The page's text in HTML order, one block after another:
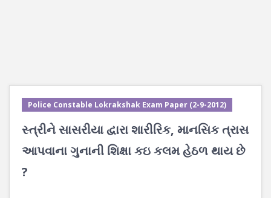
Police Constable Lokrakshak Exam Paper (2-9-2012)
સ્ત્રીને સાસરીયા દ્વારા શારીરિક, માનસિક ત્રાસ
આપવાના ગુનાની શિક્ષા કઇ કલમ હેઠળ થાય છે
?